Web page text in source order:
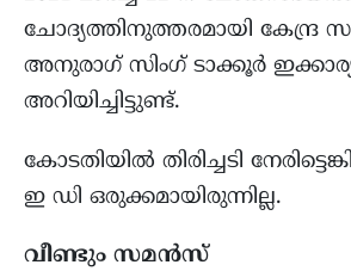
ചോദ്യത്തിനുത്തരമായി കേന്ദ്ര
അനുരാഗ് സിംഗ് ടാക്കൂർ
അറിയിച്ചിട്ടുണ്ട്.
കോടതിയിൽ തിരിച്ചടി
ഇ ഡി ഒരുക്കമായിരുന്നില്ല.
വീണ്ടും സമൻസ്